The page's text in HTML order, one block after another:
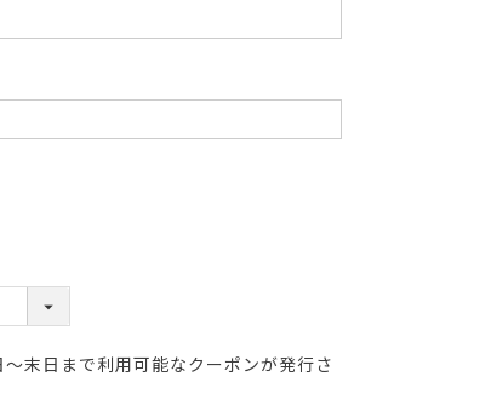
末日まで利用可能なクーポンが発行さ